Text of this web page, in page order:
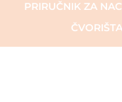
PRIRUČNIK ZA
ČVORIŠTA